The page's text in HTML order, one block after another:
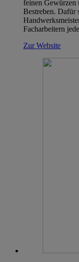
feinen Gewürzen
Bestreben. Dafür
Facharbeitern
Zur Website